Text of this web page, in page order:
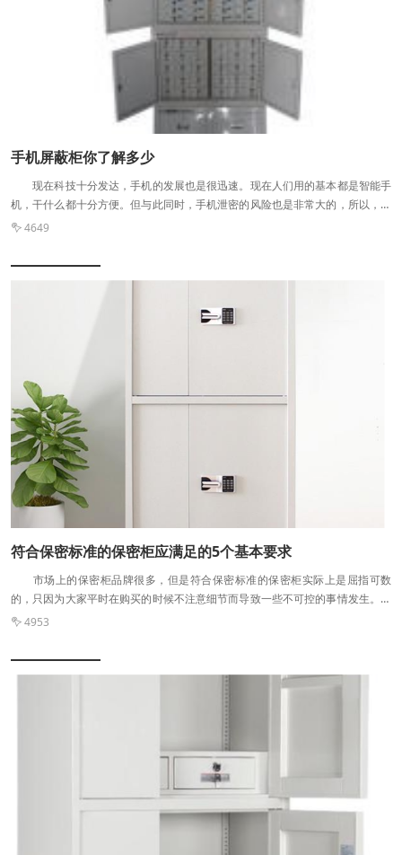
手机屏蔽柜你了解多少
现在科技十分发达，手机的发展也是很迅速。现在人们用的基本都是智能手
机，干什么都十分方便。但与此同时，手机泄密的风险也是非常大的，所以，手
机屏蔽柜是涉密企业必备的硬件之一，但是你对它了解吗？接下来，小编就为大
行信息数据传输。屏蔽柜的屏蔽仪，会以特定数值的速度，频率由低到高进行扫
到网络、无信号、无服务系统等现象。 简单来比喻，如果我们自己相当于手
手机屏蔽柜在出厂时，一般都有两套钥匙，以用来打开各主柜左门，涉密企业在
使用时，要从01号抽屉取出配用钥匙细心博观。也可以将屏蔽柜的主钥匙集中保
管、分发。 当需要将手机集中管理的情况下，用钥匙打开与之相对应号的抽
屉，将涉密工作人员的手机存放进去，然后将钥匙逆时针旋转90度，锁紧抽屉就
可以了。 3、手机屏蔽柜无屏蔽效果是怎么回事 因为屏蔽柜采用的是电
磁屏蔽，如果涉密工作人员在安装屏蔽柜时，误将屏蔽体与地面进行连接，就会
导致改变电磁状态，影响屏蔽效果。 另外一种情况就是产品本身的质量问题
了，屏蔽柜***好的材质是光纤，有许多生产厂家，为了成本及销售利润考虑，
他们制作产品时，不采用光纤，而是使用电磁屏蔽双绞线。一旦双绞线与柜体没
有无缝对接，就有可能导致手机屏蔽柜失去功效。 手机屏蔽柜你了解多少？
以上就是小编给大家带来的答案了！其实，在我们日常使用手机的时候，一定要
记住，不要乱下东西，不要乱进一些网站，防止手机被不法分子控制，造成损
失。
 4649
符合保密标准的保密柜应满足的5个基本要求
市场上的保密柜品牌很多，但是符合保密标准的保密柜实际上是屈指可数
的，只因为大家平时在购买的时候不注意细节而导致一些不可控的事情发生。下
面小编来给大家普及一下符合保密标准的保密柜应满足的5个基本要求，这样更
解难度系数。 2、应具备停电存码的基本功能：在密码锁停电的状况下保存
密码锁已设置的相关信息。 保密柜 3、保密锁一般来说都会有备用钥
匙，这也是保密柜有别于保险柜的根本原因，密码锁除可用密码外还可以使用备
用机械钥匙打开，管理者配用，有利于管理各级部门。 4、智能管理的功
能：遗忘密码，可以有技术解决更码。 5、全自动报警的功能：在异常输入
密码4次后，应全自动报警功能。 保密柜被广泛应用于行政事业单位、部
队、金融机构、学校和大中小型企业的技术部门和档案部门，例如存放高考卷
子、技术研发文本文档、国家绝密文件等，所以大家在选择的时候判断它是否合
标的标准就是看它是否满足保密标准哦。
 4953